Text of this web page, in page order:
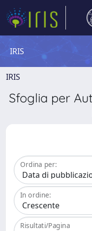
IRIS
IRIS
Sfoglia per
Ordina per:
In ordine:
Risultati/Pagina